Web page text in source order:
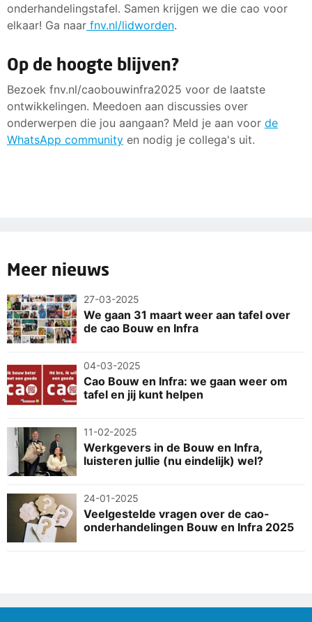
onderhandelingstafel. Samen krijgen we die cao voor
elkaar! Ga naar fnv.nl/lidworden.
Op de hoogte blijven?
Bezoek fnv.nl/caobouwinfra2025 voor de laatste
ontwikkelingen. Meedoen aan discussies over
onderwerpen die jou aangaan? Meld je aan voor de
WhatsApp community en nodig je collega's uit.
Meer nieuws
27-03-2025
We gaan 31 maart weer aan tafel over
de cao Bouw en Infra
04-03-2025
Cao Bouw en Infra: we gaan weer om
tafel en jij kunt helpen
11-02-2025
Werkgevers in de Bouw en Infra,
luisteren jullie (nu eindelijk) wel?
24-01-2025
Veelgestelde vragen over de cao-
onderhandelingen Bouw en Infra 2025